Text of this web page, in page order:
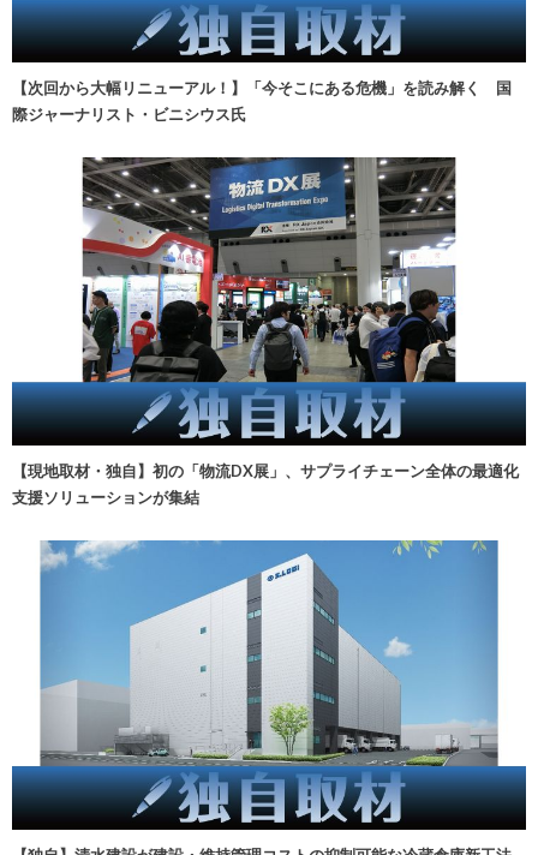
【次回から大幅リニューアル！】「今そこにある危機」を読み解く 国
際ジャーナリスト・ビニシウス氏
【現地取材・独自】初の「物流DX展」、サプライチェーン全体の最適化
支援ソリューションが集結